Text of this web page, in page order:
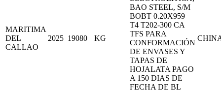
MARITIMA
DEL
CALLAO
2025 19080 KG
BAO STEEL, S/M
BOBT 0.20X959
T4 T202-300 CA
TFS PARA
CONFORMACIÓN
DE ENVASES Y
TAPAS DE
HOJALATA PAGO
A 150 DIAS DE
FECHA DE BL